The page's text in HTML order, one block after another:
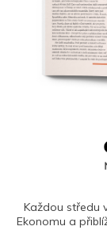
Každou středu
Ekonomu a